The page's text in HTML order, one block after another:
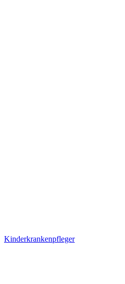
Kinderkrankenpfleger